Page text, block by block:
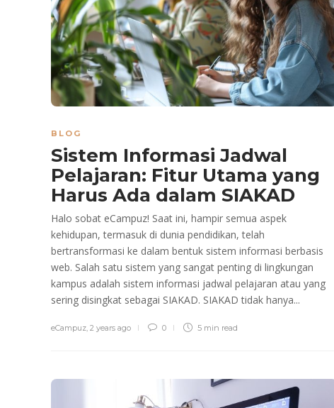
BLOG
Sistem Informasi Jadwal
Pelajaran: Fitur Utama yang
Harus Ada dalam SIAKAD
Halo sobat eCampuz! Saat ini, hampir semua aspek
kehidupan, termasuk di dunia pendidikan, telah
bertransformasi ke dalam bentuk sistem informasi berbasis
web. Salah satu sistem yang sangat penting di lingkungan
kampus adalah sistem informasi jadwal pelajaran atau yang
sering disingkat sebagai SIAKAD. SIAKAD tidak hanya...
eCampuz 2 years ago 0 5 min read